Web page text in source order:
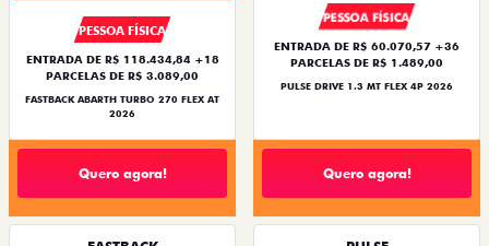
PESSOA FÍSICA
ENTRADA DE R$ 118.434,84 +18
PARCELAS DE R$ 3.089,00
FASTBACK ABARTH TURBO 270 FLEX AT
2026
Quero agora!
PESSOA FÍSICA
ENTRADA DE R$ 60.070,57 +36
PARCELAS DE R$ 1.489,00
PULSE DRIVE 1.3 MT FLEX 4P 2026
Quero agora!